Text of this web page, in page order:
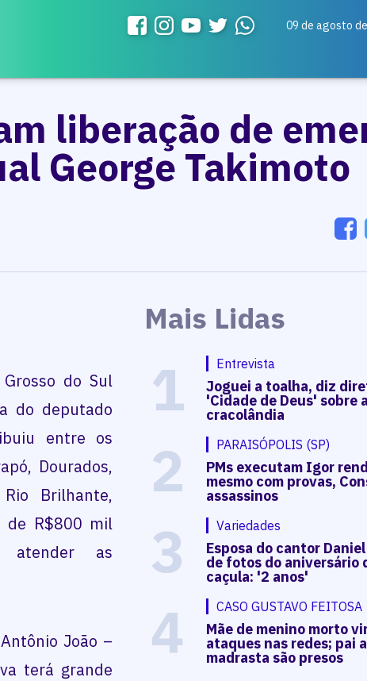
09 de agosto
liberação de
George Takimoto
do Sul
do deputado
entre os
Dourados,
Brilhante,
de R$800 mil
atender as
João –
terá grande
Mais Lidas
1 Entrevista
Joguei a toalha, diz
'Cidade de Deus' sobre
cracolândia
2 PARAISÓPOLIS (SP)
PMs executam Igor
mesmo com provas,
assassinos
3 Variedades
Esposa do cantor
de fotos do aniversário
caçula: '2 anos'
4 CASO GUSTAVO FEITOSA
Mãe de menino morto
ataques nas redes; pai
madrasta são presos